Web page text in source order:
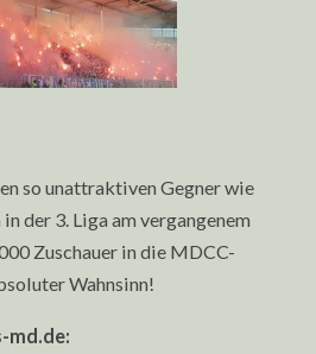
so unattraktiven Gegner wie
der 3. Liga am vergangenem
Zuschauer in die MDCC-
Wahnsinn!
md.de: